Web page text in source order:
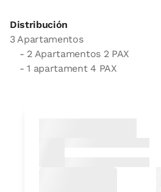
Distribución
3 Apartamentos
- 2 Apartamentos 2 PAX
- 1 apartament 4 PAX